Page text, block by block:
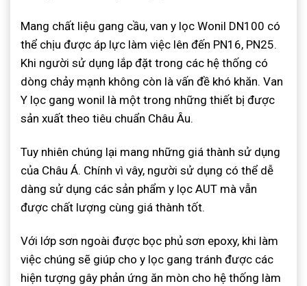
Mang chất liệu gang cầu, van y lọc Wonil DN100 có
thể chịu được áp lực làm việc lên đến PN16, PN25.
Khi người sử dụng lắp đặt trong các hệ thống có
dòng chảy mạnh không còn là vấn đề khó khăn. Van
Y lọc gang wonil là một trong những thiết bị được
sản xuất theo tiêu chuẩn Châu Âu.
Tuy nhiên chúng lại mang những giá thành sử dụng
của Châu Á. Chính vì vây, người sử dụng có thể dễ
dàng sử dụng các sản phẩm y lọc AUT mà vẫn
được chất lượng cùng giá thành tốt.
Với lớp sơn ngoài được bọc phủ sơn epoxy, khi làm
việc chúng sẽ giúp cho y lọc gang tránh được các
hiện tượng gây phản ứng ăn mòn cho hệ thống làm